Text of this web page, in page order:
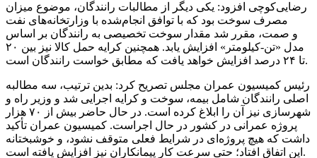
رضایی‌کوچی افزود: یکی دیگر از مطالبات رانندگان، موضوع میزان
مصرف سوخت بود که با توافق انجام‌شده با وزارتخانه‌های نفت
و صمت، مقرر شد مقدار سوخت تخصیصی به رانندگان بر اساس
مدل «تن-کیلومتر» افزایش یابد. همچنین کرایه حمل کالا نیز بین ۲۰
تا ۲۴ درصد افزایش خواهد یافت که مطابق خواست رانندگان است.
رئیس کمیسیون عمران مجلس تصریح کرد: بدین ترتیب، سه مطالبه
اصلی رانندگان شامل بیمه، سوخت و کرایه اجرایی شد و وزیر راه و
شهرسازی نیز آن را ابلاغ کرده است. در حال حاضر بیش از ۷۰ هزار
پروژه عمرانی در کشور در حال اجراست. کمیسیون عمران تأکید
داشت که هیچ پروژه‌ای در شرایط فعلی متوقف نشود، و خوشبختانه
این اتفاق افتاد؛ حتی سرعت کار پیمانکاران نیز افزایش یافته است.